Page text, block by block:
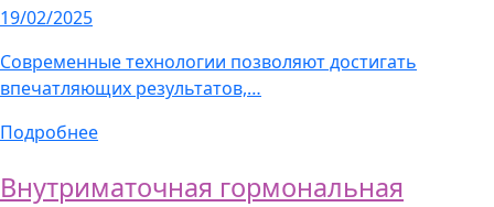
19/02/2025
Современные технологии позволяют достигать
впечатляющих результатов,…
Подробнее
Внутриматочная гормональная